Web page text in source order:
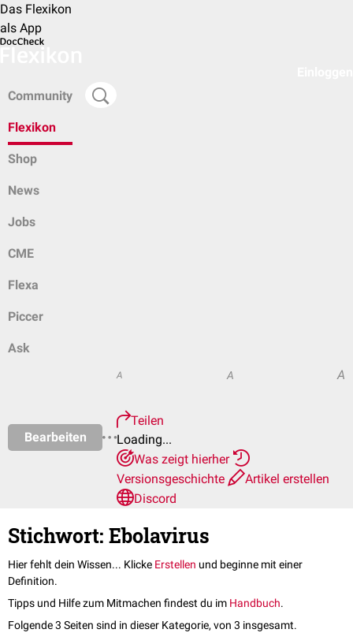
Das Flexikon
als App
Community
Flexikon
Shop
News
Jobs
CME
Flexa
Piccer
Ask
Bearbeiten
A A A
Teilen
Loading...
Was zeigt hierher
Versionsgeschichte
Artikel erstellen
Discord
Stichwort: Ebolavirus
Hier fehlt dein Wissen... Klicke Erstellen und beginne mit einer
Definition.
Tipps und Hilfe zum Mitmachen findest du im Handbuch.
Folgende 3 Seiten sind in dieser Kategorie, von 3 insgesamt.